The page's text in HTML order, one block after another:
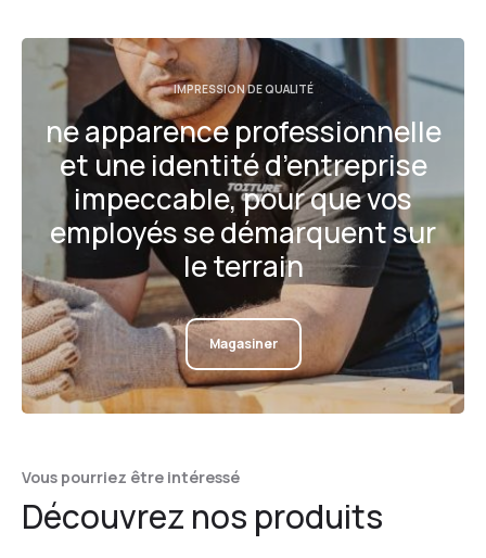
IMPRESSION DE QUALITÉ
ne apparence professionnelle
et une identité d’entreprise
impeccable, pour que vos
employés se démarquent sur
le terrain
Magasiner
Vous pourriez être intéressé
Découvrez nos produits